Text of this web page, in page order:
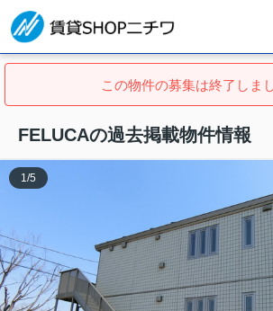
この物件の募集は終了しまし
FELUCAの過去掲載物件情報
1 /5